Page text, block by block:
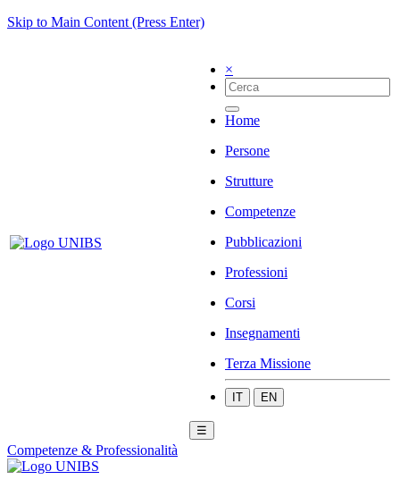
Skip to Main Content (Press Enter)
×
Home
Persone
Strutture
Competenze
Pubblicazioni
Professioni
Corsi
Insegnamenti
Terza Missione
IT EN
☰
Competenze & Professionalità